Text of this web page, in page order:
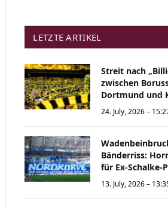
LETZTE ARTIKEL
Streit nach
zwischen
Dortmund und
24. July, 2026 –
Bänderriss:
für Ex-Schalke-
13. July, 2026 –